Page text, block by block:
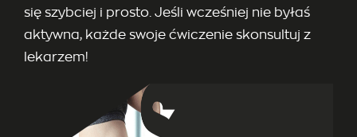
się szybciej i prosto. Jeśli wcześniej nie byłaś
aktywna, każde swoje ćwiczenie skonsultuj z
lekarzem!